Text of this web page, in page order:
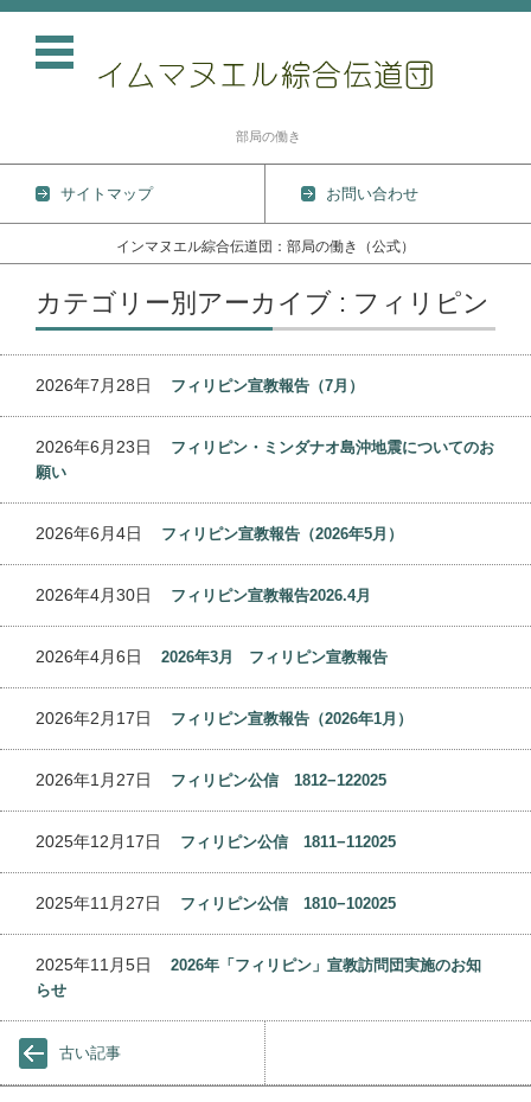
部局の働き
サイトマップ お問い合わせ
インマヌエル綜合伝道団：部局の働き（公式）
コンテンツに移動
カテゴリー別アーカイブ : フィリピン
2026年7月28日 フィリピン宣教報告（7月）
2026年6月23日 フィリピン・ミンダナオ島沖地震についてのお
願い
2026年6月4日 フィリピン宣教報告（2026年5月）
2026年4月30日 フィリピン宣教報告2026.4月
2026年4月6日 2026年3月 フィリピン宣教報告
2026年2月17日 フィリピン宣教報告（2026年1月）
2026年1月27日 フィリピン公信 1812−122025
2025年12月17日 フィリピン公信 1811−112025
2025年11月27日 フィリピン公信 1810−102025
2025年11月5日 2026年「フィリピン」宣教訪問団実施のお知
らせ
古い記事